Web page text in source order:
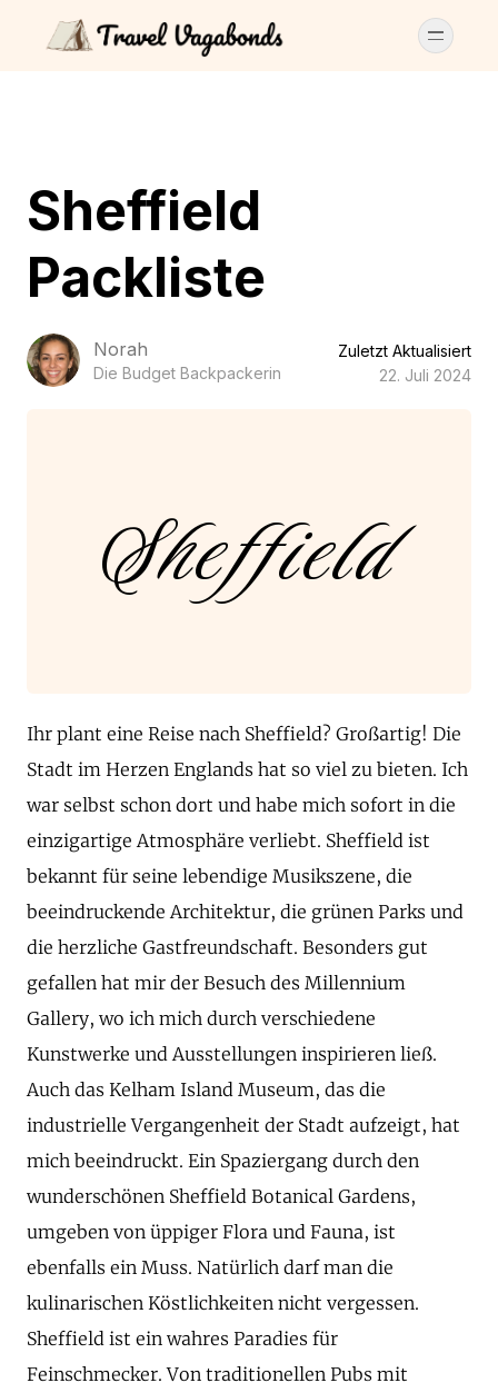
Sheffield
Packliste
Norah
Die Budget Backpackerin
Zuletzt Aktualisiert
22. Juli 2024
Sheffield
Ihr plant eine Reise nach Sheffield? Großartig! Die
Stadt im Herzen Englands hat so viel zu bieten. Ich
war selbst schon dort und habe mich sofort in die
einzigartige Atmosphäre verliebt. Sheffield ist
bekannt für seine lebendige Musikszene, die
beeindruckende Architektur, die grünen Parks und
die herzliche Gastfreundschaft. Besonders gut
gefallen hat mir der Besuch des Millennium
Gallery, wo ich mich durch verschiedene
Kunstwerke und Ausstellungen inspirieren ließ.
Auch das Kelham Island Museum, das die
industrielle Vergangenheit der Stadt aufzeigt, hat
mich beeindruckt. Ein Spaziergang durch den
wunderschönen Sheffield Botanical Gardens,
umgeben von üppiger Flora und Fauna, ist
ebenfalls ein Muss. Natürlich darf man die
kulinarischen Köstlichkeiten nicht vergessen.
Sheffield ist ein wahres Paradies für
Feinschmecker. Von traditionellen Pubs mit